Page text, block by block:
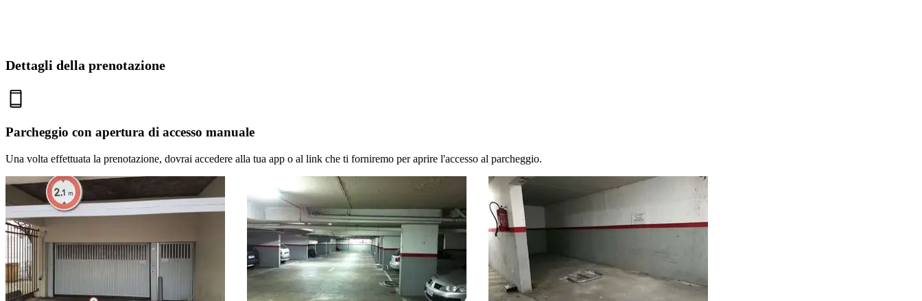
Dettagli della prenotazione
Parcheggio con apertura di accesso manuale
Una volta effettuata la prenotazione, dovrai accedere alla tua app o al link che ti forniremo per aprire l'accesso al parcheggio.